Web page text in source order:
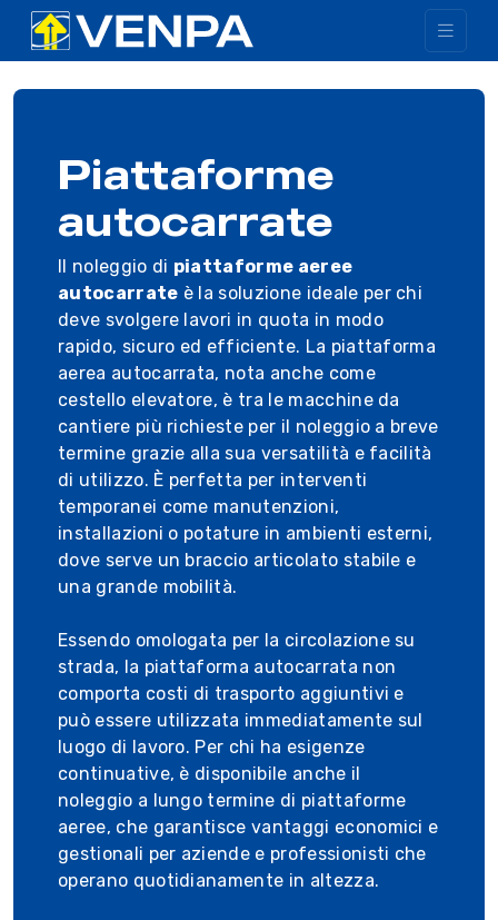
Piattaforme
autocarrate
Il noleggio di piattaforme aeree
autocarrate è la soluzione ideale per chi
deve svolgere lavori in quota in modo
rapido, sicuro ed efficiente. La piattaforma
aerea autocarrata, nota anche come
cestello elevatore, è tra le macchine da
cantiere più richieste per il noleggio a breve
termine grazie alla sua versatilità e facilità
di utilizzo. È perfetta per interventi
temporanei come manutenzioni,
installazioni o potature in ambienti esterni,
dove serve un braccio articolato stabile e
una grande mobilità.
Essendo omologata per la circolazione su
strada, la piattaforma autocarrata non
comporta costi di trasporto aggiuntivi e
può essere utilizzata immediatamente sul
luogo di lavoro. Per chi ha esigenze
continuative, è disponibile anche il
noleggio a lungo termine di piattaforme
aeree, che garantisce vantaggi economici e
gestionali per aziende e professionisti che
operano quotidianamente in altezza.